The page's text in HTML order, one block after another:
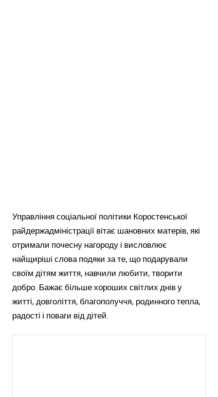
Управління соціальної політики Коростенської
райдержадміністрації вітає шановних матерів, які
отримали почесну нагороду і висловлює
найщиріші слова подяки за те, що подарували
своїм дітям життя, навчили любити, творити
добро. Бажає більше хороших світлих днів у
житті, довголіття, благополуччя, родинного тепла,
радості і поваги від дітей.